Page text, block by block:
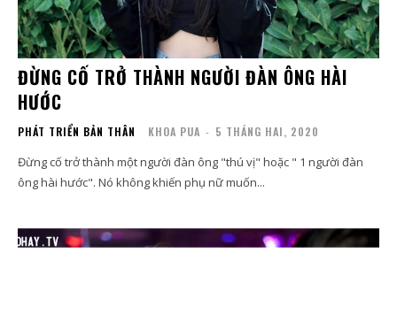
ĐỪNG CỐ TRỞ THÀNH NGƯỜI ĐÀN ÔNG HÀI
HƯỚC
PHÁT TRIỂN BẢN THÂN KHOA PUA - 5 THÁNG HAI, 2020
Đừng cố trở thành một người đàn ông "thú vị" hoặc " 1 người đàn
ông hài hước". Nó không khiến phụ nữ muốn...